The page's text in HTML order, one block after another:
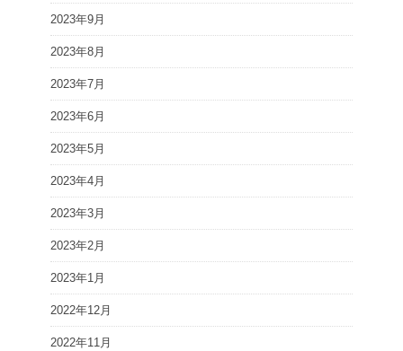
2023年9月
2023年8月
2023年7月
2023年6月
2023年5月
2023年4月
2023年3月
2023年2月
2023年1月
2022年12月
2022年11月